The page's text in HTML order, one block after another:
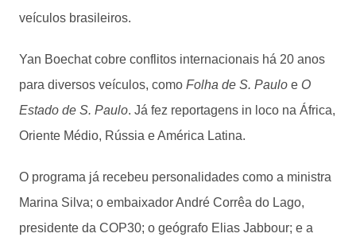
veículos brasileiros.
Yan Boechat cobre conflitos internacionais há 20 anos
para diversos veículos, como Folha de S. Paulo e O
Estado de S. Paulo. Já fez reportagens in loco na África,
Oriente Médio, Rússia e América Latina.
O programa já recebeu personalidades como a ministra
Marina Silva; o embaixador André Corrêa do Lago,
presidente da COP30; o geógrafo Elias Jabbour; e a